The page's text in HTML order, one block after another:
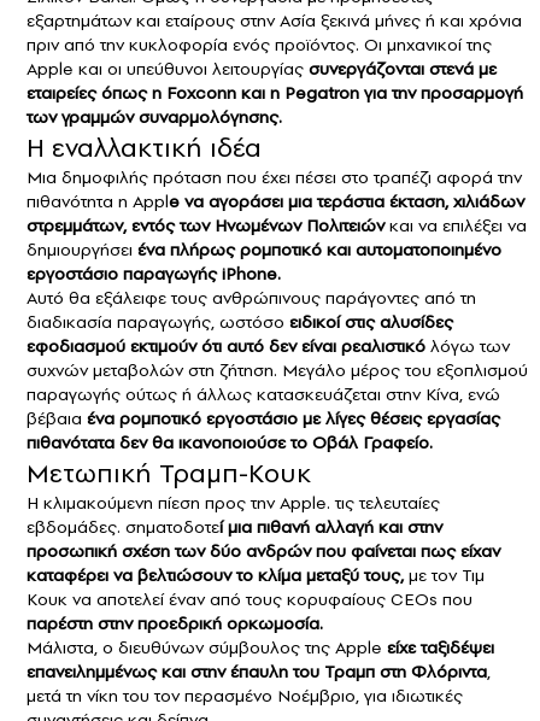
εξαρτημάτων και εταίρους στην Ασία ξεκινά μήνες ή και χρόνια
πριν από την κυκλοφορία ενός προϊόντος. Οι μηχανικοί της
Apple και οι υπεύθυνοι λειτουργίας συνεργάζονται στενά με
εταιρείες όπως η Foxconn και η Pegatron για την προσαρμογή
των γραμμών συναρμολόγησης.
Η εναλλακτική ιδέα
Μια δημοφιλής πρόταση που έχει πέσει στο τραπέζι αφορά την
πιθανότητα η Apple να αγοράσει μια τεράστια έκταση, χιλιάδων
στρεμμάτων, εντός των Ηνωμένων Πολιτειώνκαι να επιλέξει να
δημιουργήσει ένα πλήρως ρομποτικό και αυτοματοποιημένο
εργοστάσιο παραγωγής iPhone.
Αυτό θα εξάλειφε τους ανθρώπινους παράγοντες από τη
διαδικασία παραγωγής, ωστόσο ειδικοί στις αλυσίδες
εφοδιασμού εκτιμούν ότι αυτό δεν είναι ρεαλιστικό λόγω των
συχνών μεταβολών στη ζήτηση. Μεγάλο μέρος του εξοπλισμού
παραγωγής ούτως ή άλλως κατασκευάζεται στην Κίνα, ενώ
βέβαια ένα ρομποτικό εργοστάσιο με λίγες θέσεις εργασίας
πιθανότατα δεν θα ικανοποιούσε το Οβάλ Γραφείο.
Μετωπική Τραμπ-Κουκ
Η κλιμακούμενη πίεση προς την Apple. τις τελευταίες
εβδομάδες. σηματοδοτεί μια πιθανή αλλαγή και στην
προσωπική σχέση των δύο ανδρών που φαίνεται πως είχαν
καταφέρει να βελτιώσουν το κλίμα μεταξύ τους,με τον Τιμ
Κουκ να αποτελεί έναν από τους κορυφαίους CEOs που
παρέστη στην προεδρική ορκωμοσία.
Μάλιστα, ο διευθύνων σύμβουλος της Apple είχε ταξιδέψει
επανειλημμένως και στην έπαυλη του Τραμπ στη Φλόριντα,
μετά τη νίκη του τον περασμένο Νοέμβριο, για ιδιωτικές